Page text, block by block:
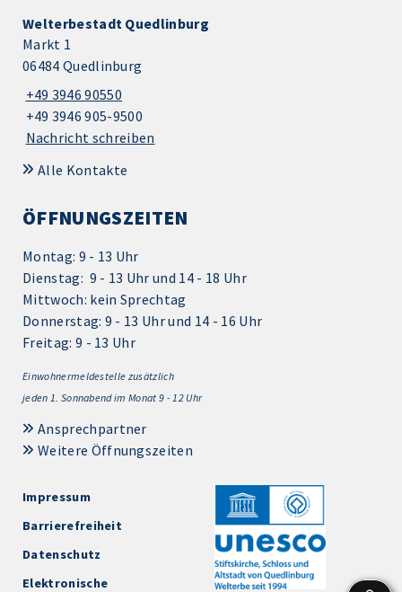
Welterbestadt Quedlinburg
Markt 1
06484 Quedlinburg
+49 3946 90550
+49 3946 905-9500
Nachricht schreiben
Alle Kontakte
ÖFFNUNGSZEITEN
Montag: 9 - 13 Uhr
Dienstag: 9 - 13 Uhr und 14 - 18 Uhr
Mittwoch: kein Sprechtag
Donnerstag: 9 - 13 Uhr und 14 - 16 Uhr
Freitag: 9 - 13 Uhr
Einwohnermeldestelle zusätzlich
jeden 1. Sonnabend im Monat 9 - 12 Uhr
Ansprechpartner
Weitere Öffnungszeiten
Impressum
Barrierefreiheit
Datenschutz
Elektronische